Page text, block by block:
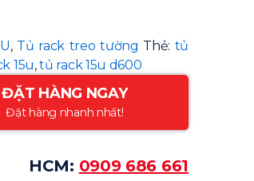
, Tủ rack treo tường Thẻ: tủ
15u,tủ rack 15u d600
ĐẶT HÀNG NGAY
Đặt hàng nhanh nhất!
HCM: 0909 686 661